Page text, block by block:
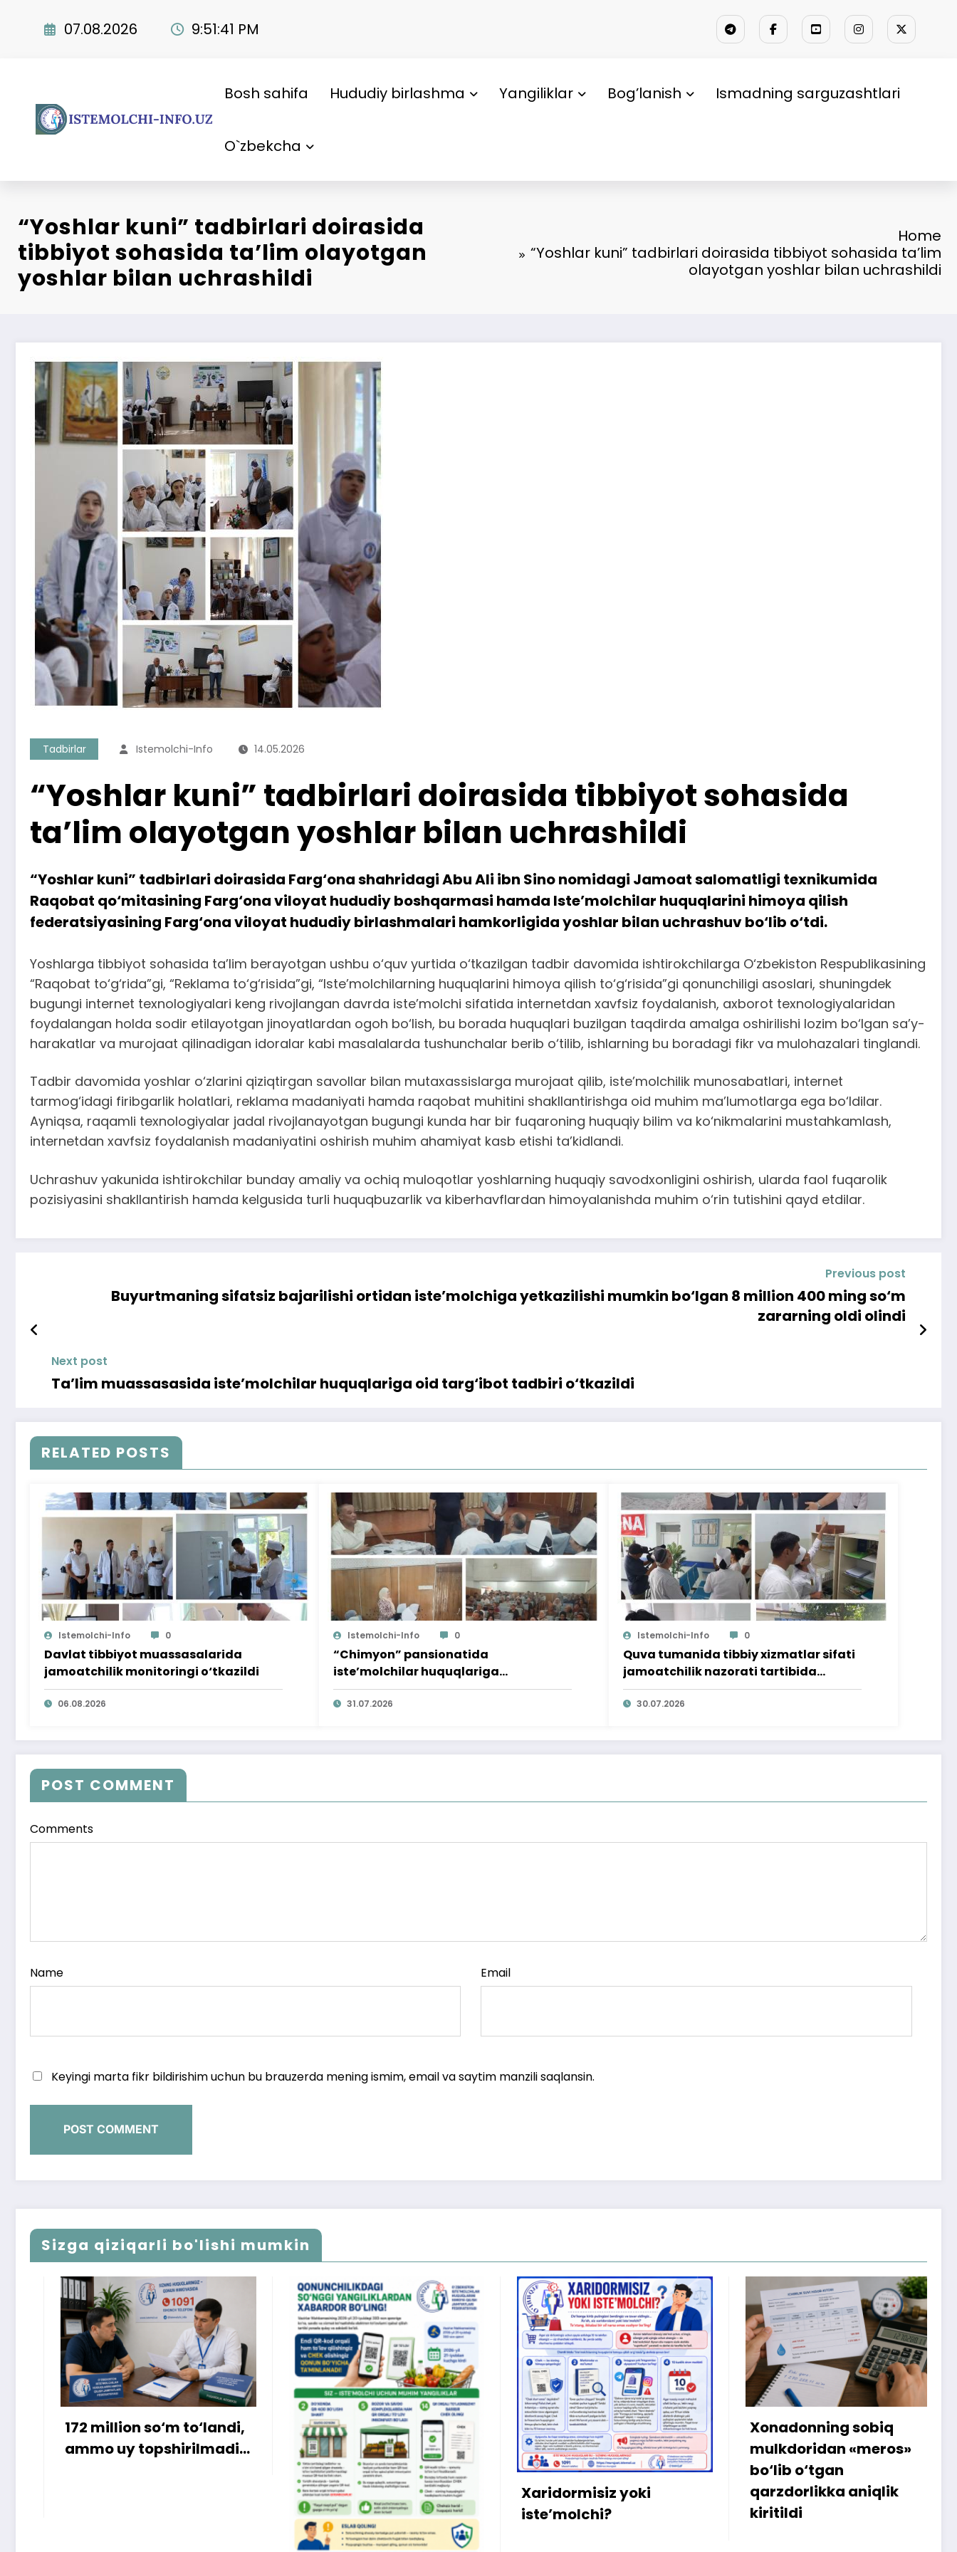
07.08.2026 9:51:42 PM
Bosh sahifa Hududiy birlashma Yangiliklar Bog’lanish Ismadning sarguzashtlari
O`zbekcha
“Yoshlar kuni” tadbirlari doirasida
tibbiyot sohasida ta’lim olayotgan
yoshlar bilan uchrashildi
Home
“Yoshlar kuni” tadbirlari doirasida tibbiyot sohasida ta’lim
olayotgan yoshlar bilan uchrashildi
Tadbirlar Istemolchi-Info 14.05.2026
“Yoshlar kuni” tadbirlari doirasida tibbiyot sohasida
ta’lim olayotgan yoshlar bilan uchrashildi
“Yoshlar kuni” tadbirlari doirasida Farg‘ona shahridagi Abu Ali ibn Sino nomidagi Jamoat salomatligi texnikumida
Raqobat qo‘mitasining Farg‘ona viloyat hududiy boshqarmasi hamda Iste’molchilar huquqlarini himoya qilish
federatsiyasining Farg‘ona viloyat hududiy birlashmalari hamkorligida yoshlar bilan uchrashuv bo‘lib o‘tdi.
Yoshlarga tibbiyot sohasida ta’lim berayotgan ushbu o‘quv yurtida o‘tkazilgan tadbir davomida ishtirokchilarga O‘zbekiston Respublikasining
“Raqobat to‘g‘rida”gi, “Reklama to‘g‘risida”gi, “Iste’molchilarning huquqlarini himoya qilish to‘g‘risida”gi qonunchiligi asoslari, shuningdek
bugungi internet texnologiyalari keng rivojlangan davrda iste’molchi sifatida internetdan xavfsiz foydalanish, axborot texnologiyalaridan
foydalangan holda sodir etilayotgan jinoyatlardan ogoh bo‘lish, bu borada huquqlari buzilgan taqdirda amalga oshirilishi lozim bo‘lgan sa’y-
harakatlar va murojaat qilinadigan idoralar kabi masalalarda tushunchalar berib o‘tilib, ishlarning bu boradagi fikr va mulohazalari tinglandi.
Tadbir davomida yoshlar o‘zlarini qiziqtirgan savollar bilan mutaxassislarga murojaat qilib, iste’molchilik munosabatlari, internet
tarmog‘idagi firibgarlik holatlari, reklama madaniyati hamda raqobat muhitini shakllantirishga oid muhim ma’lumotlarga ega bo‘ldilar.
Ayniqsa, raqamli texnologiyalar jadal rivojlanayotgan bugungi kunda har bir fuqaroning huquqiy bilim va ko‘nikmalarini mustahkamlash,
internetdan xavfsiz foydalanish madaniyatini oshirish muhim ahamiyat kasb etishi ta’kidlandi.
Uchrashuv yakunida ishtirokchilar bunday amaliy va ochiq muloqotlar yoshlarning huquqiy savodxonligini oshirish, ularda faol fuqarolik
pozisiyasini shakllantirish hamda kelgusida turli huquqbuzarlik va kiberhavflardan himoyalanishda muhim o‘rin tutishini qayd etdilar.
Previous post
Buyurtmaning sifatsiz bajarilishi ortidan iste’molchiga yetkazilishi mumkin bo‘lgan 8 million 400 ming so‘m
zararning oldi olindi
Next post
Ta’lim muassasasida iste’molchilar huquqlariga oid targ‘ibot tadbiri o‘tkazildi
RELATED POSTS
Istemolchi-Info 0
Davlat tibbiyot muassasalarida
jamoatchilik monitoringi o‘tkazildi
06.08.2026
Istemolchi-Info 0
“Chimyon” pansionatida
iste’molchilar huquqlariga
bag‘ishlangan targ‘ibot tadbiri
o‘tkazildi
31.07.2026
Istemolchi-Info 0
Quva tumanida tibbiy xizmatlar sifati
jamoatchilik nazorati tartibida
o‘rganildi
30.07.2026
POST COMMENT
Comments
Name Email
Keyingi marta fikr bildirishim uchun bu brauzerda mening ismim, email va saytim manzili saqlansin.
Sizga qiziqarli bo'lishi mumkin
to‘landi,
Xaridormisiz yoki
iste’molchi?
Xonadonning sobiq
mulkdoridan «meros»
bo‘lib o‘tgan
qarzdorlikka aniqlik
kiritildi
Internetdagi xarid
amalga
sababli 300 ming
iste’molchiga